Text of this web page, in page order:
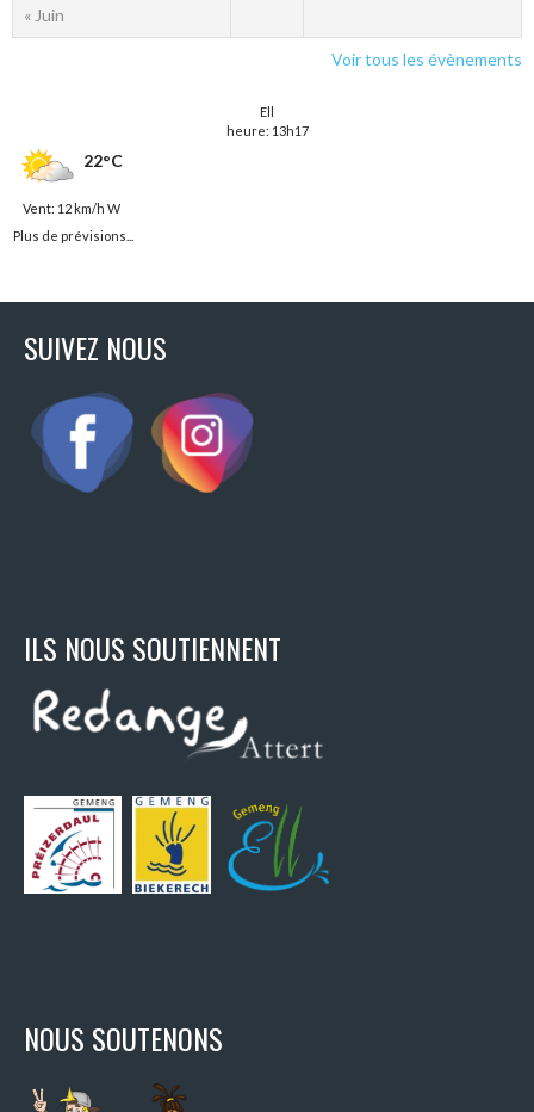
« Juin
Voir tous les évènements
Ell
heure: 13h17
22°C
Vent: 12 km/h W
Plus de prévisions...
SUIVEZ NOUS
ILS NOUS SOUTIENNENT
NOUS SOUTENONS